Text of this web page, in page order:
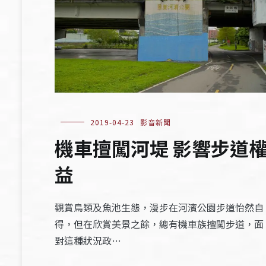
2019-04-23 影音新聞
機車擅闖河堤 影響步道
益
觀賞鳥類及魚池生態，漫步在河濱公園步道怡然自
得，但在欣賞美景之餘，總有機車族擅闖步道，面
對這種狀況政…